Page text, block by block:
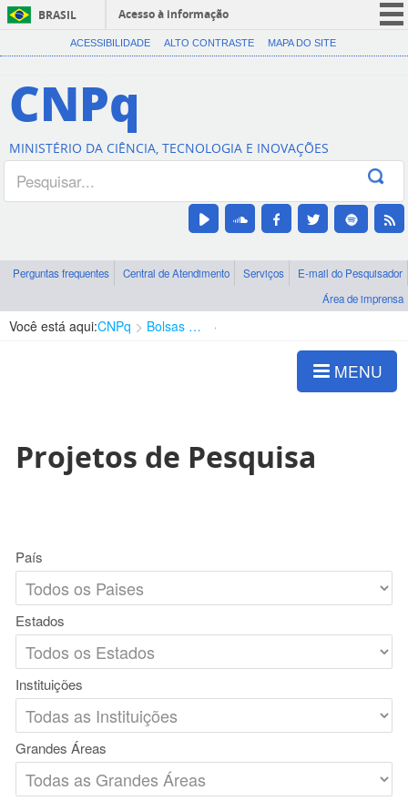
BRASIL
Acesso à informação
CORONAVÍRUS (COVID-19)
Canais
ACESSIBILIDADE ALTO CONTRASTE MAPA DO SITE
CNPq
MINISTÉRIO DA CIÊNCIA, TECNOLOGIA E INOVAÇÕES
Perguntas frequentes Central de Atendimento Serviços
E-mail do Pesquisador
Área de imprensa
Você está aqui:CNPq Bolsas e Auxílios Vigentes
MENU
Projetos de Pesquisa
País
Estados
Instituições
Grandes Áreas